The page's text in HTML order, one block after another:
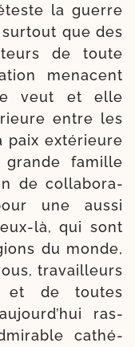
la guerre
que des
de toute
menacent
veut et elle
entre les
paix exté­rieure
famille
de col­la­bo­ra­
une aus­si
​là, qui sont
du monde,
tra­vailleurs
et de toutes
ras­
cathé­